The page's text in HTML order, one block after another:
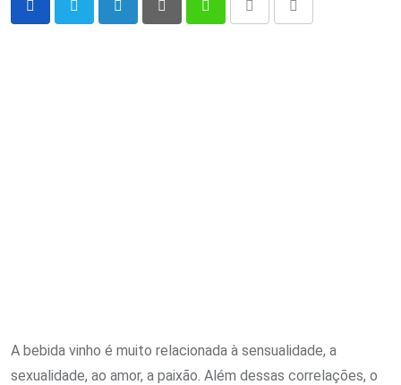
A bebida vinho é muito relacionada à sensualidade, a
sexualidade, ao amor, a paixão. Além dessas correlações, o